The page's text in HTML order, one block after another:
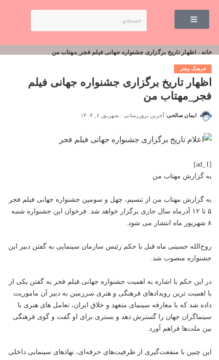
خانه - اظهار تاریخ برگزاری جشنواره جهانی فیلم فجر_مهتاب من
فرهنگ وهنر
اظهار تاریخ برگزاری جشنواره جهانی فیلم
فجر_مهتاب من
ایمان صالحی آخرین بروزرسانی : شهریور ۶, ۱۴۰۴
[ad_1]
به گزارش مهتاب من
به گزارش مهتاب من از تنسیم، چهل و سومین جشنواره جهانی فیلم فجر
۵ تا ۱۲ آذرماه سال جاری برگزار خواهد شد. فرخوان این جشنواره شنبه
۸ شهریور ماه انتشار می شود.
روح‌الله حسینی ماه قبل با حکم رئیس سازمان سینمایی به گفتن دبیر این
جشنواره منصوب شد.
در این حکم با اشاره به اهمیت جشنواره جهانی فیلم فجر به گفتن یکی از
با اهمیت ترین رویدادهای فرهنگی و هنری سرزمین به دبیر آن ماموریت
داده شد که با معارفه سینمای متعهد و خلاق ایران، تعامل های هنری با
سینماگران جهان را گسترش دهد و بستری برای او گفت و گوی فرهنگی
بین ملت‌ها فراهم آورد.
این چنین با منفعت‌گیری از ظرفیت‌های حرفه‌ای، نهادهای سینمایی داخلی